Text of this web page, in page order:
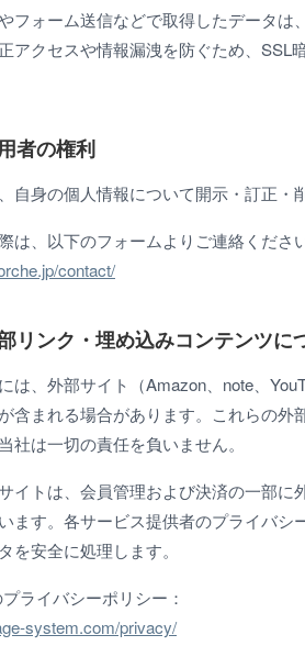
フォーム送信などで取得したデータ
アクセスや情報漏洩を防ぐため、SSL
者の権利
自身の個人情報について開示・訂正・
は、以下のフォームよりご連絡ください
contact/
リンク・埋め込みコンテンツに
は、外部サイト（Amazon、note、
含まれる場合があります。これらの外
社は一切の責任を負いません。
イトは、会員管理および決済の一部に
ます。各サービス提供者のプライバ
を安全に処理します。
ライバシーポリシー：
system.com/privacy/